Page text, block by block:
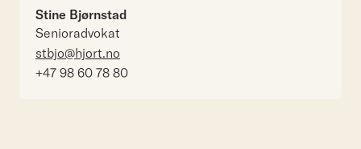
Stine Bjørnstad
Senioradvokat
stbjo@hjort.no
+47 98 60 78 80